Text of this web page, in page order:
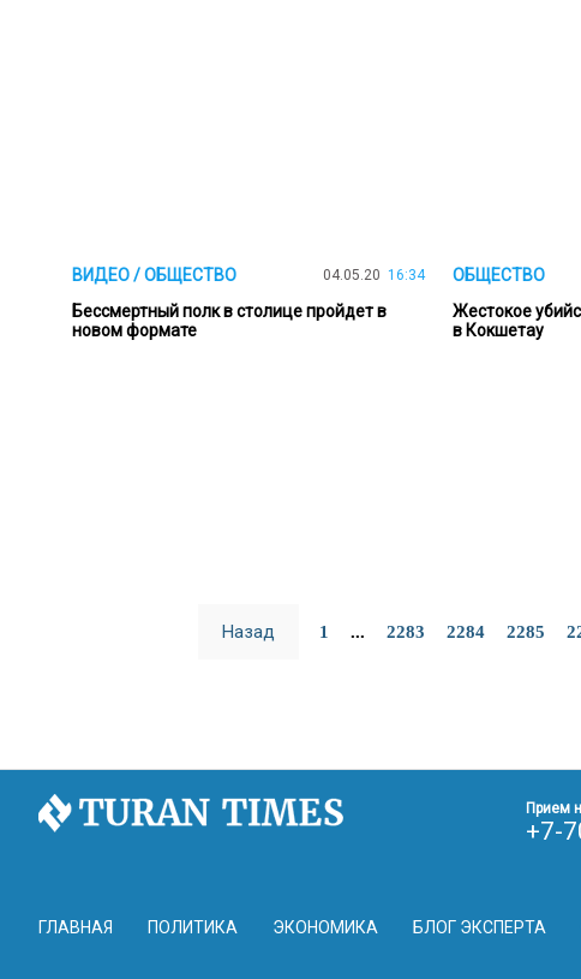
ВИДЕО / ОБЩЕСТВО 04.05.20 16:34
Бессмертный полк в столице пройдет в
новом формате
ОБЩЕСТВО
Жестокое
в Кокшетау
Назад 1 ... 2283 2284 2285
ГЛАВНАЯ ПОЛИТИКА ЭКОНОМИКА БЛОГ ЭКСПЕРТА
Прием
+7-